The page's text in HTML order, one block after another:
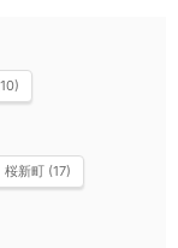
桜新町 (17)